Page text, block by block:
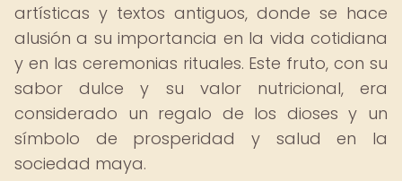
artísticas y textos antiguos, donde se hace
alusión a su importancia en la vida cotidiana
y en las ceremonias rituales. Este fruto, con su
sabor dulce y su valor nutricional, era
considerado un regalo de los dioses y un
símbolo de prosperidad y salud en la
sociedad maya.